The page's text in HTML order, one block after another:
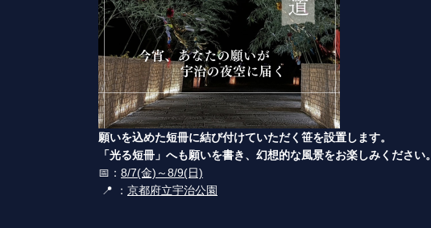
願いを込めた短冊に結び付けていただく笹を設置します。
「光る短冊」へも願いを書き、幻想的な風景をお楽しみください。
📅： 8/7(金)～8/9(日)
📍 ： 京都府立宇治公園